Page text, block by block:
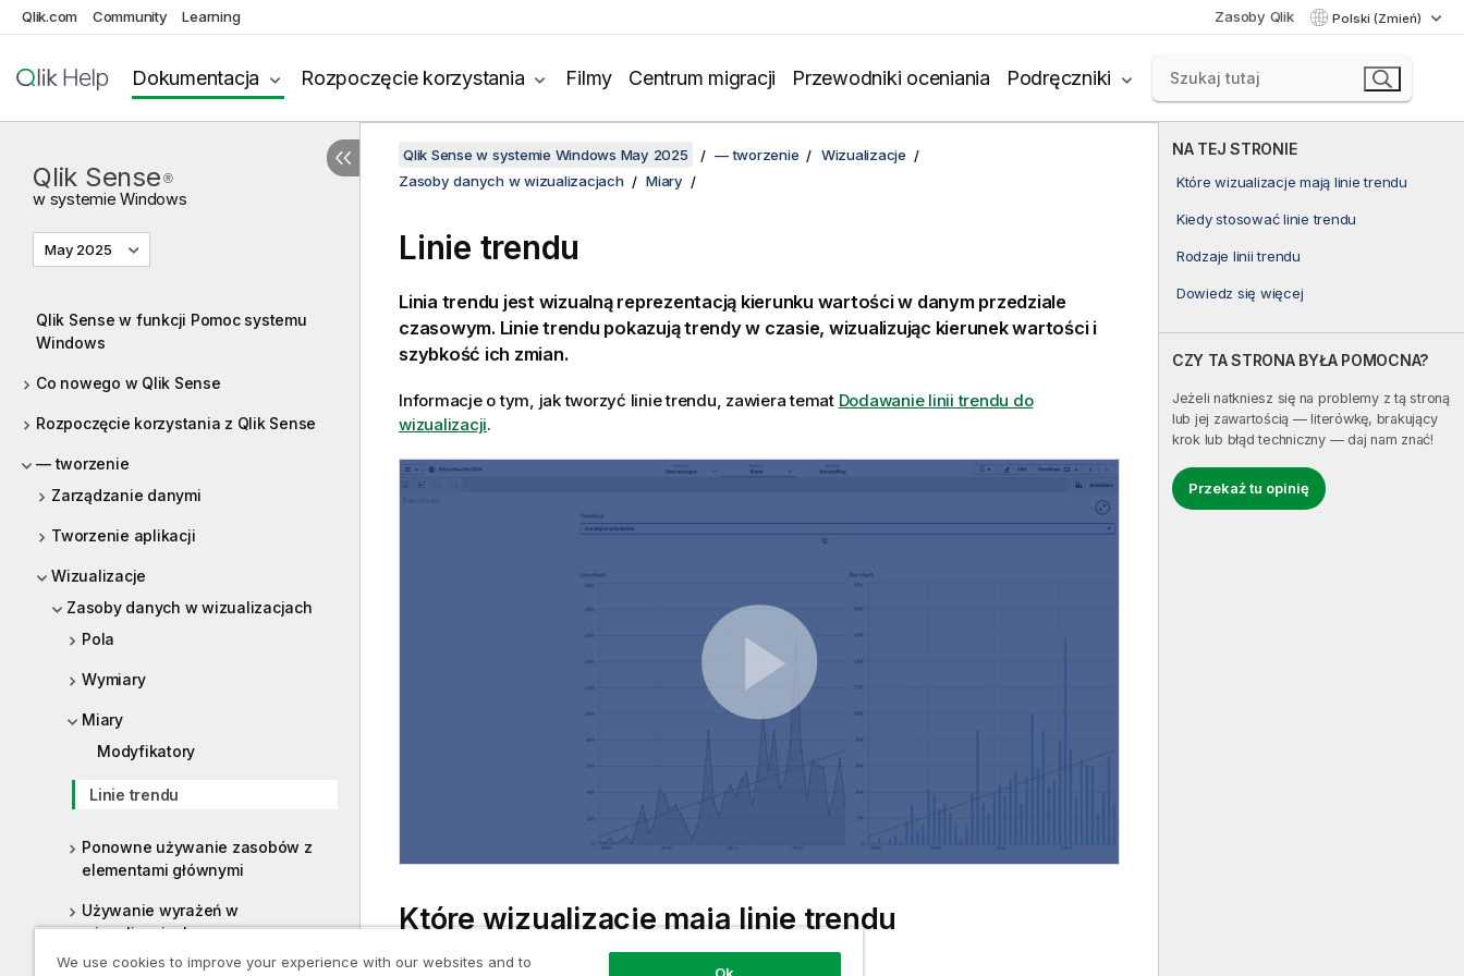
Qlik.com Community Learning Zasoby Qlik Polski (Zmień)
Dokumentacja Rozpoczęcie korzystania Filmy Centrum migracji Przewodniki oceniania Podręczniki
Qlik Sense ®
w systemieWindows
May 2025
Qlik Sense w funkcji Pomoc systemu
Windows
Co nowego w Qlik Sense
Rozpoczęcie korzystania z Qlik Sense
— tworzenie
Zarządzanie danymi
Tworzenie aplikacji
Wizualizacje
Zasoby danych w wizualizacjach
Pola
Wymiary
Miary
Modyfikatory
Linie trendu
Ponowne używanie zasobów z
elementami głównymi
Używanie wyrażeń w
wizualizacjach
NA TEJ STRONIE
Które wizualizacje mają linie trendu
Kiedy stosować linie trendu
Rodzaje linii trendu
Dowiedz się więcej
CZY TA STRONA BYŁA POMOCNA?
Jeżeli natkniesz się na problemy z tą stroną
lub jej zawartością — literówkę, brakujący
krok lub błąd techniczny — daj nam znać!
Przekaż tu opinię
Qlik Sense w systemie Windows May 2025 — tworzenie
Wizualizacje
Zasoby danych w wizualizacjach
Miary
Linie trendu
Linia trendu jest wizualną reprezentacją kierunku wartości w danym przedziale
czasowym. Linie trendu pokazują trendy w czasie, wizualizując kierunek wartości i
szybkość ich zmian.
Informacje o tym, jak tworzyć linie trendu, zawiera temat Dodawanie linii trendu do
wizualizacji.
Które wizualizacje mają linie trendu
We use cookies to improve your experience with our websites and to